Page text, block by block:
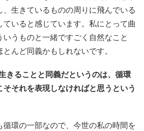
生きているものの周りに飛んでいる
いると感じています。私にとって曲
いうものと一緒ですごく自然なこと
んど同義かもしれないです。
きることと同義だというのは、循環
それを表現しなければと思うという
環の一部なので、今世の私の時間を